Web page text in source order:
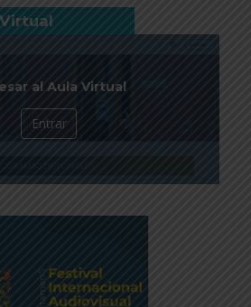
al Aula Virtual
Entrar